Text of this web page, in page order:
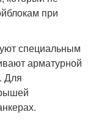
при
специальным
арматурной
Для